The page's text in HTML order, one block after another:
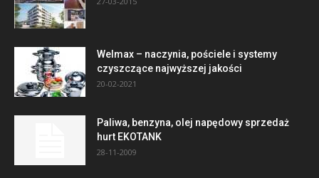
Welmax – naczynia, pościele i systemy
czyszczące najwyższej jakości
20-02-2021
Paliwa, benzyna, olej napędowy sprzedaż
hurt EKOTANK
28-11-2009